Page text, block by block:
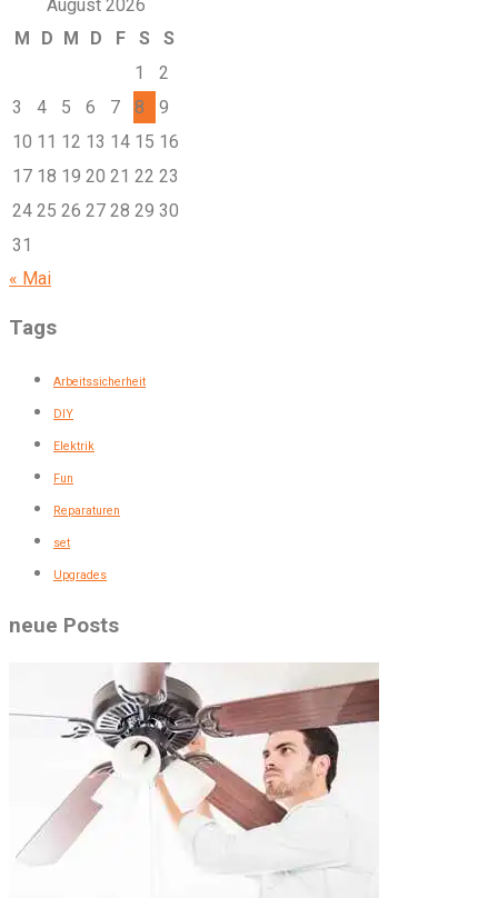
August 2026
M
D M D F S
S
1
2
3
4 5 6 7 8
9
10 11 12 13 14 15 16
17 18 19 20 21 22 23
24 25 26 27 28 29 30
31
« Mai
Tags
Arbeitssicherheit
DIY
Elektrik
Fun
Reparaturen
set
Upgrades
neue Posts